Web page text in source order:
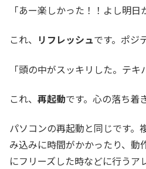
「あー楽しかった！！よし明日
これ、 リフレッシュです。ポジ
「頭の中がスッキリした。テキ
これ、 再起動です。心の落ち着
パソコンの再起動と同じです。
み込みに時間がかかったり、動
にフリーズした時などに行うア